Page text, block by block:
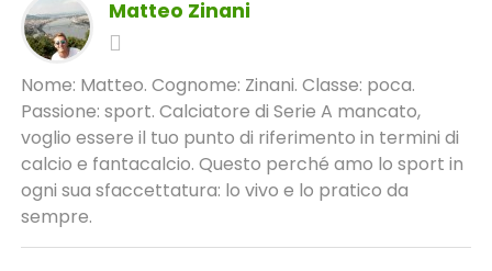
Matteo Zinani
Nome: Matteo. Cognome: Zinani. Classe: poca.
Passione: sport. Calciatore di Serie A mancato,
voglio essere il tuo punto di riferimento in termini di
calcio e fantacalcio. Questo perché amo lo sport in
ogni sua sfaccettatura: lo vivo e lo pratico da
sempre.